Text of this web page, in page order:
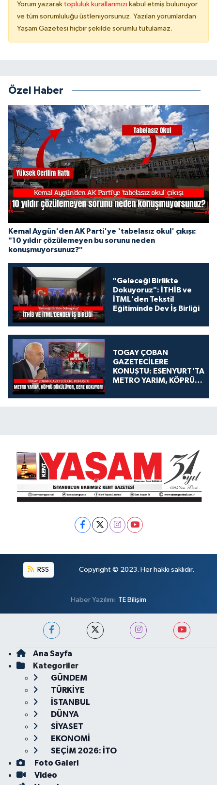
Yorum yazarak topluluk kurallarımızı kabul etmiş bulunuyor
ve tüm sorumluluğu üstleniyorsunuz. Yazılan yorumlardan
Yaşam Gazetesi hiçbir şekilde sorumlu tutulamaz.
Özel Haber
Kemal Aygün'den AK Parti'ye 'tabelasız okul' çıkışı:
"10 yıldır çözülemeyen bu sorunu neden
konuşmuyorsunuz?"
"Geleceği Birlikte
Dokuyoruz": İTHİB ve
İTML'den Tekstil
Eğitiminde Dev İş Birliği
TOGAY ÇOBAN
GAZETECİLERE
KONUŞTU: ESENYURT'TA
METRO YARIM, KÖPRÜ
KOKUYOR!
RSS Copyright © 2023. Her hakkı saklıdır.
Haber Yazılımı: TE Bilişim
Ana Sayfa
Kategoriler
GÜNDEM
TÜRKİYE
İSTANBUL
DÜNYA
SİYASET
EKONOMİ
SEÇİM 2026: İTO
Foto Galeri
Video